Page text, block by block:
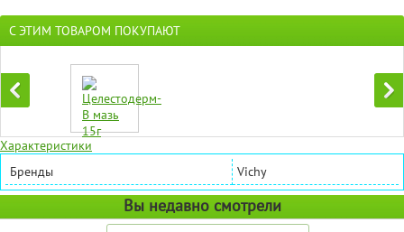
С ЭТИМ ТОВАРОМ ПОКУПАЮТ
Характеристики
Бренды
Vichy
Вы недавно смотрели